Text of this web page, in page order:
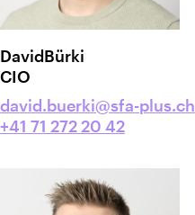
DavidBürki
CIO
david.buerki@sfa-plus.ch
+41 71 272 20 42